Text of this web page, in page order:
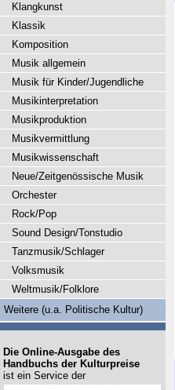
Klangkunst
Klassik
Komposition
Musik allgemein
Musik für Kinder/Jugendliche
Musikinterpretation
Musikproduktion
Musikvermittlung
Musikwissenschaft
Neue/Zeitgenössische Musik
Orchester
Rock/Pop
Sound Design/Tonstudio
Tanzmusik/Schlager
Volksmusik
Weltmusik/Folklore
Weitere (u.a. Politische Kultur)
Die Online-Ausgabe des
Handbuchs der Kulturpreise
ist ein Service der